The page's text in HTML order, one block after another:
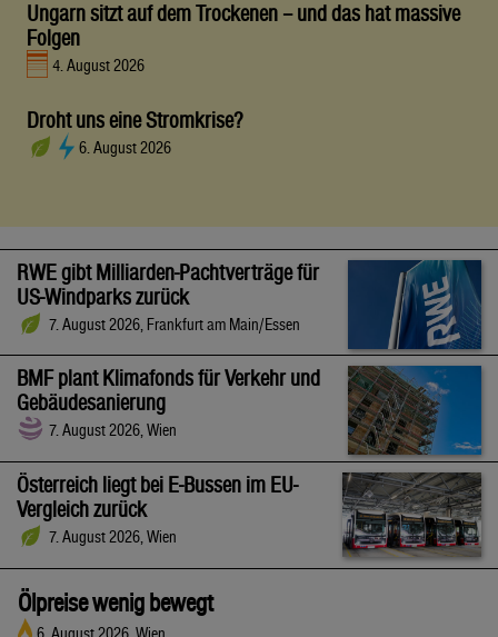
Ungarn sitzt auf dem Trockenen – und das hat massive
Folgen
4. August 2026
Droht uns eine Stromkrise?
6. August 2026
RWE gibt Milliarden-Pachtverträge für
US-Windparks zurück
7. August 2026, Frankfurt am Main/Essen
BMF plant Klimafonds für Verkehr und
Gebäudesanierung
7. August 2026, Wien
Österreich liegt bei E-Bussen im EU-
Vergleich zurück
7. August 2026, Wien
Ölpreise wenig bewegt